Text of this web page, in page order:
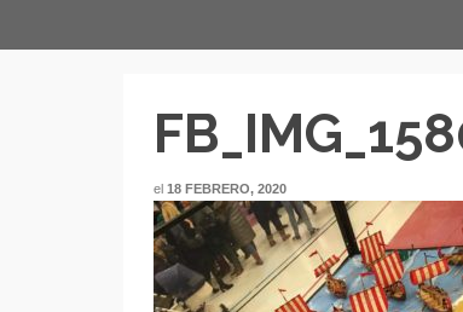
el 18 FEBRERO, 2020